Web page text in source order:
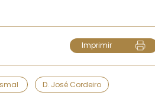
Imprimir
D. José Cordeiro